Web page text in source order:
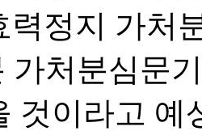
력정지 가처
가처분심문
것이라고 예